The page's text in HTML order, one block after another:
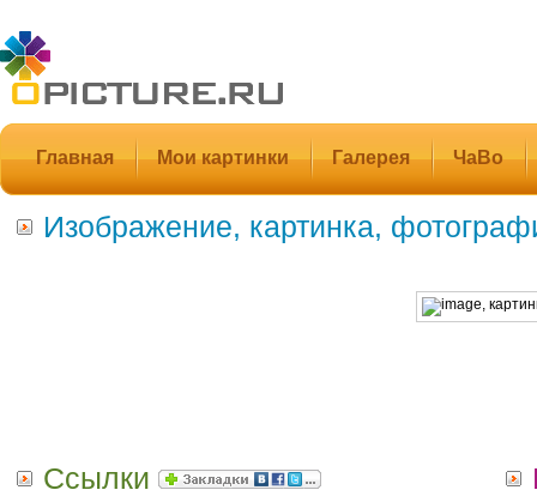
Главная Мои картинки Галерея ЧаВо
Изображение, картинка,
Ссылки